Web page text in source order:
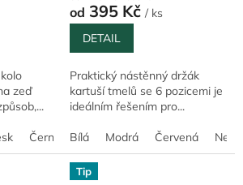
zeď
Černá matná Ral 9005 Zelená
od 395 Kč / ks
DETAIL
Praktický nástěnný držák
kartuší tmelů se 6 pozicemi je
ideálním řešením pro...
Bílá Modrá Červená
Tip